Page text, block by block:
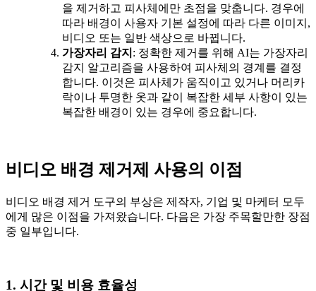
을 제거하고 피사체에만 초점을 맞춥니다. 경우에
따라 배경이 사용자 기본 설정에 따라 다른 이미지,
비디오 또는 일반 색상으로 바뀝니다.
가장자리 감지 : 정확한 제거를 위해 AI는 가장자리
감지 알고리즘을 사용하여 피사체의 경계를 결정
합니다. 이것은 피사체가 움직이고 있거나 머리카
락이나 투명한 옷과 같이 복잡한 세부 사항이 있는
복잡한 배경이 있는 경우에 중요합니다.
비디오 배경 제거제 사용의 이점
비디오 배경 제거 도구의 부상은 제작자, 기업 및 마케터 모두
에게 많은 이점을 가져왔습니다. 다음은 가장 주목할만한 장점
중 일부입니다.
1. 시간 및 비용 효율성